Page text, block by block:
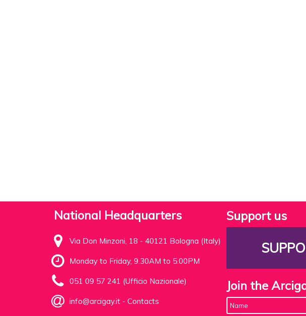
National Headquarters
Via Don Minzoni, 18 - 40121 Bologna (Italy)
Monday to Friday, 9.30AM to 5.00PM
051 09 57 241 (Ufficio Nazionale)
info@arcigay.it - Contacts
Support us
Join the